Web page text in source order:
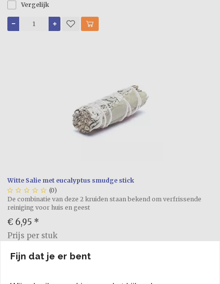
Vergelijk
Witte Salie met eucalyptus smudge stick
     (0)
De combinatie van deze 2 kruiden staan bekend om verfrissende
reiniging voor huis en geest
€ 6,95 *
Prijs per stuk
Fijn dat je er bent